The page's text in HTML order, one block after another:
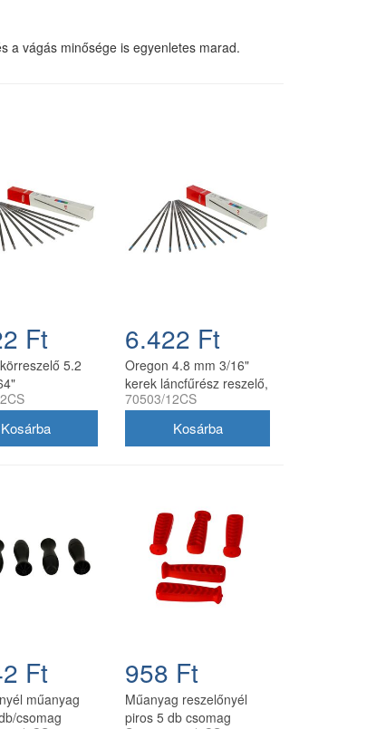
a vágás minősége is egyenletes marad.
Ft
5.2
12
6.422 Ft
Oregon 4.8 mm 3/16"
kerek láncfűrész reszelő,
12 db/doboz
70503/12CS
Ft
műanyag
csomag
958 Ft
Műanyag reszelőnyél
piros 5 db csomag